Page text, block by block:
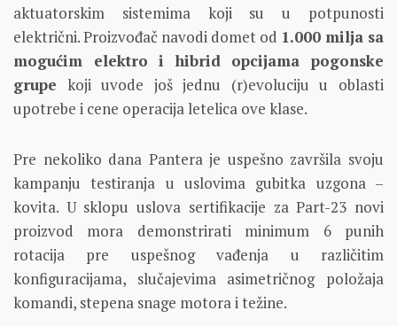
aktuatorskim sistemima koji su u potpunosti
električni. Proizvođač navodi domet od 1.000 milja sa
mogućim elektro i hibrid opcijama pogonske
grupe koji uvode još jednu (r)evoluciju u oblasti
upotrebe i cene operacija letelica ove klase.
Pre nekoliko dana Pantera je uspešno završila svoju
kampanju testiranja u uslovima gubitka uzgona –
kovita. U sklopu uslova sertifikacije za Part-23 novi
proizvod mora demonstrirati minimum 6 punih
rotacija pre uspešnog vađenja u različitim
konfiguracijama, slučajevima asimetričnog položaja
komandi, stepena snage motora i težine.